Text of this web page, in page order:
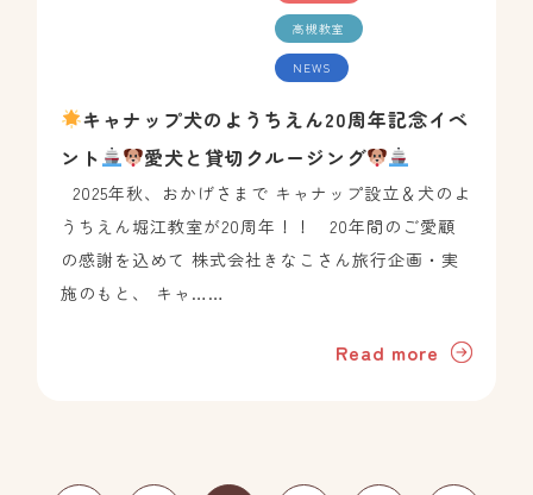
高槻教室
NEWS
キャナップ犬のようちえん20周年記念イベ
ント
愛犬と貸切クルージング
2025年秋、おかげさまで キャナップ設立＆犬のよ
うちえん堀江教室が20周年！！ 20年間のご愛顧
の感謝を込めて 株式会社きなこさん旅行企画・実
施のもと、 キャ……
Read more